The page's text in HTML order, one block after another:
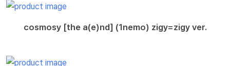
cosmosy [the a(e)nd] (1nemo) zigy=zigy ver.